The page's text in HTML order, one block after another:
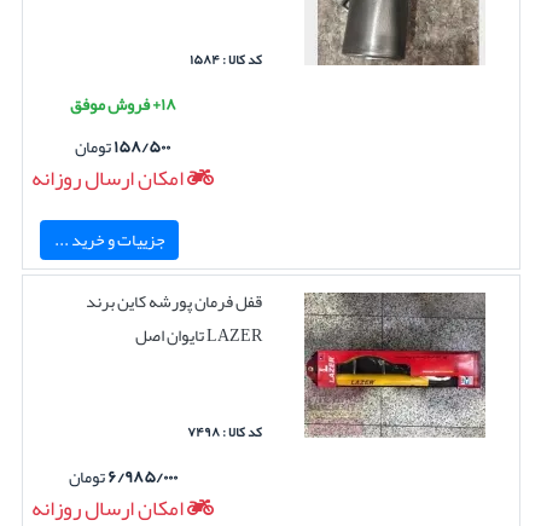
کد کالا : ۱۵۸۴
۱۸+ فروش موفق
۱۵۸/۵۰۰تومان
امکان ارسال روزانه
جزییات و خرید ...
قفل فرمان پورشه کاین برند
LAZER تایوان اصل
کد کالا : ۷۴۹۸
۶/۹۸۵/۰۰۰تومان
امکان ارسال روزانه